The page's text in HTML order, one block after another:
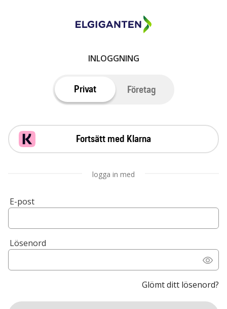
INLOGGNING
Privat Företag
Fortsätt med Klarna
logga in med
E-post
Lösenord
Glömt ditt lösenord?